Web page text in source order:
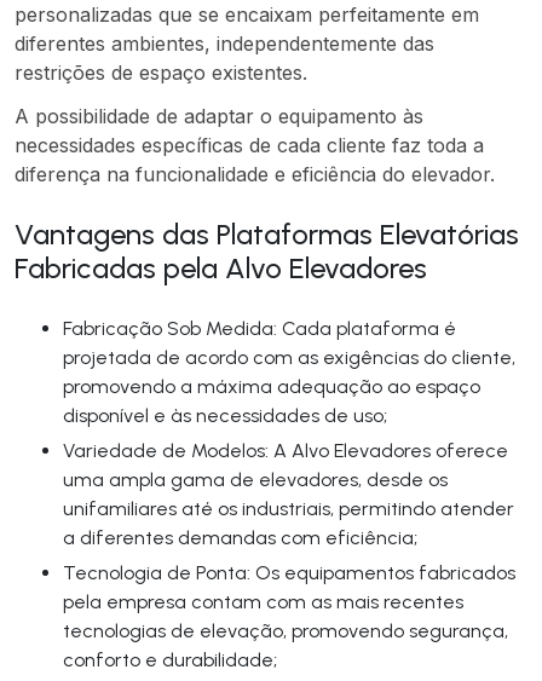
personalizadas que se encaixam perfeitamente em
diferentes ambientes, independentemente das
restrições de espaço existentes.
A possibilidade de adaptar o equipamento às
necessidades específicas de cada cliente faz toda a
diferença na funcionalidade e eficiência do elevador.
Vantagens das Plataformas Elevatórias
Fabricadas pela Alvo Elevadores
Fabricação Sob Medida: Cada plataforma é
projetada de acordo com as exigências do cliente,
promovendo a máxima adequação ao espaço
disponível e às necessidades de uso;
Variedade de Modelos: A Alvo Elevadores oferece
uma ampla gama de elevadores, desde os
unifamiliares até os industriais, permitindo atender
a diferentes demandas com eficiência;
Tecnologia de Ponta: Os equipamentos fabricados
pela empresa contam com as mais recentes
tecnologias de elevação, promovendo segurança,
conforto e durabilidade;